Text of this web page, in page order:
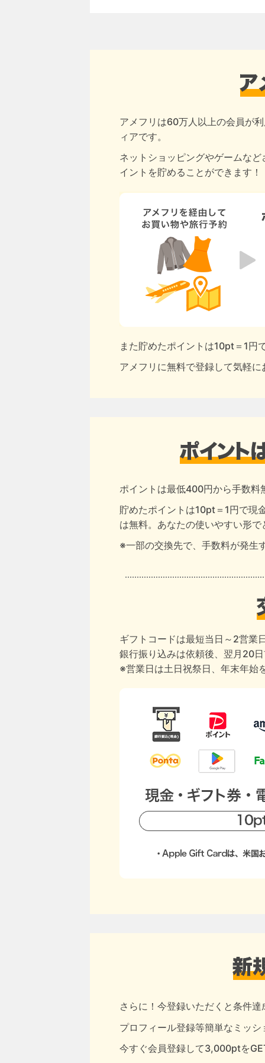
アメフリは60万人以上の会員が
ィアです。
ネットショッピングやゲームな
イントを貯めることができます！
また貯めたポイントは10pt＝1円
アメフリに無料で登録して気軽
ポイントは最低400円から手数料
貯めたポイントは10pt＝1円で現
は無料。あなたの使いやすい形
※一部の交換先で、手数料が発生
ギフトコードは最短当日～2営業
銀行振り込みは依頼後、翌月20
※営業日は土日祝祭日、年末年始
さらに！今登録いただくと条件達
プロフィール登録等簡単なミッ
今すぐ会員登録して3,000ptを